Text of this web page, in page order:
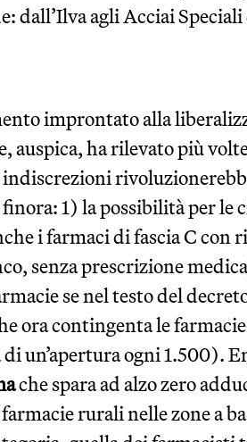
dall’Ilva agli Acciai
improntato alla
auspica, ha rilevato più
indiscrezioni
1) la possibilità per le
i farmaci di fascia C con
senza prescrizione
se nel testo del
ora contingenta le
un’apertura ogni 1.500).
che spara ad alzo zero
rurali nelle zone a